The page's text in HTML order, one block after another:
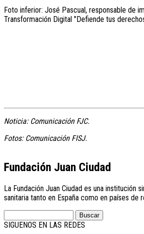
Foto inferior: José Pascual, responsable de
Transformación Digital "Defiende tus
Noticia: Comunicación FJC.
Fotos: Comunicación FISJ.
Fundación Juan Ciudad
La Fundación Juan Ciudad es una institución
sanitaria tanto en España como en países de
Formulario de búsqueda
SIGUENOS EN LAS REDES